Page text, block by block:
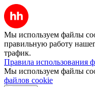
Мы используем файлы
правильную работу
трафик.
Правила использования
Мы используем файлы
файлов cookie